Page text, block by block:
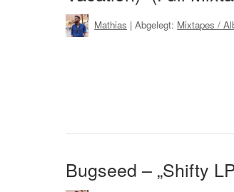
Mathias | Abgelegt: Mixtapes /
Bugseed – „Shifty